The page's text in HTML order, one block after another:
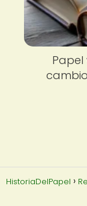
Papel
HistoriaDelPapel